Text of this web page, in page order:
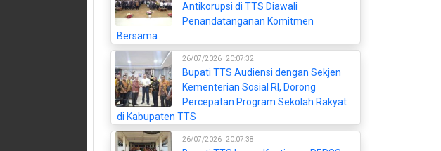
Antikorupsi di TTS Diawali
Penandatanganan Komitmen
Bersama
26/07/2026 20:07:32
Bupati TTS Audiensi dengan Sekjen
Kementerian Sosial RI, Dorong
Percepatan Program Sekolah Rakyat
di Kabupaten TTS
26/07/2026 20:07:38